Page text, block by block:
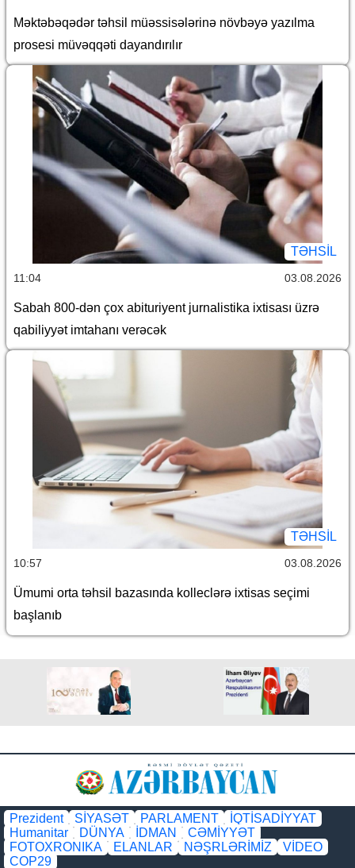
Məktəbəqədər təhsil müəssisələrinə növbəyə yazılma
prosesi müvəqqəti dayandırılır
TƏHSIL
11:04 03.08.2026
Sabah 800-dən çox abituriyent jurnalistika ixtisası üzrə
qabiliyyət imtahanı verəcək
TƏHSIL
10:57 03.08.2026
Ümumi orta təhsil bazasında kolleclərə ixtisas seçimi
başlanıb
Prezident SİYASƏT PARLAMENT
İQTİSADİYYAT
Humanitar
DÜNYA İDMAN
CƏMİYYƏT
FOTOXRONIKA
ELANLAR NƏŞRLƏRİMİZ
VİDEO
COP29